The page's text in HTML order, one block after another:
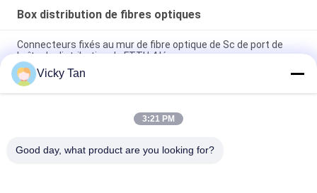
Box distribution de fibres optiques
Connecteurs fixés au mur de fibre optique de Sc de port de
boîte de distribution de FTTH 4 légers
Utilisation extérieure optique de Ftth de boîte d'arrêt de fibre
de la catégorie Ip65
Adaptateurs extérieurs d'intérieur optiques matériels de Sc
Vicky Tan
3:21 PM
Good day, what product are you looking for?